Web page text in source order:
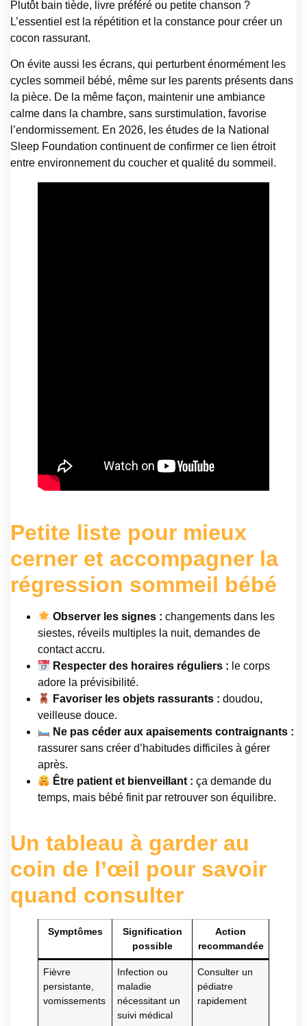
Plutôt bain tiède, livre préféré ou petite chanson ?
L’essentiel est la répétition et la constance pour créer un
cocon rassurant.
On évite aussi les écrans, qui perturbent énormément les
cycles sommeil bébé, même sur les parents présents dans
la pièce. De la même façon, maintenir une ambiance
calme dans la chambre, sans surstimulation, favorise
l’endormissement. En 2026, les études de la National
Sleep Foundation continuent de confirmer ce lien étroit
entre environnement du coucher et qualité du sommeil.
Petite liste pour mieux
cerner et accompagner la
régression sommeil bébé
Observer les signes : changements dans les
siestes, réveils multiples la nuit, demandes de
contact accru.
Respecter des horaires réguliers : le corps
adore la prévisibilité.
Favoriser les objets rassurants : doudou,
veilleuse douce.
Ne pas céder aux apaisements contraignants :
rassurer sans créer d’habitudes difficiles à gérer
après.
Être patient et bienveillant : ça demande du
temps, mais bébé finit par retrouver son équilibre.
Un tableau à garder au
coin de l’œil pour savoir
quand consulter
Symptômes
Signification
possible
Action
recommandée
Fièvre
persistante,
vomissements
Infection ou
maladie
nécessitant un
suivi médical
Consulter un
pédiatre
rapidement